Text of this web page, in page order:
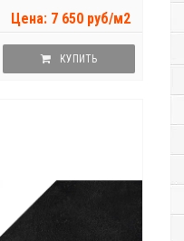
Цена: 7 650 руб/м2
КУПИТЬ